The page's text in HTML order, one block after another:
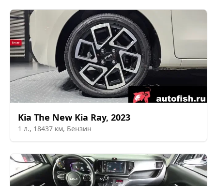
Kia The New Kia Ray, 2023
1 л., 18437 км, Бензин